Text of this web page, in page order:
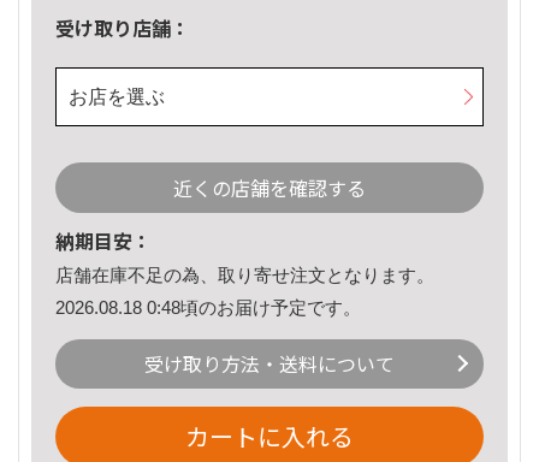
受け取り店舗：
お店を選ぶ
近くの店舗を確認する
納期目安：
店舗在庫不足の為、取り寄せ注文となります。
2026.08.18 0:48頃のお届け予定です。
受け取り方法・送料について
カートに入れる